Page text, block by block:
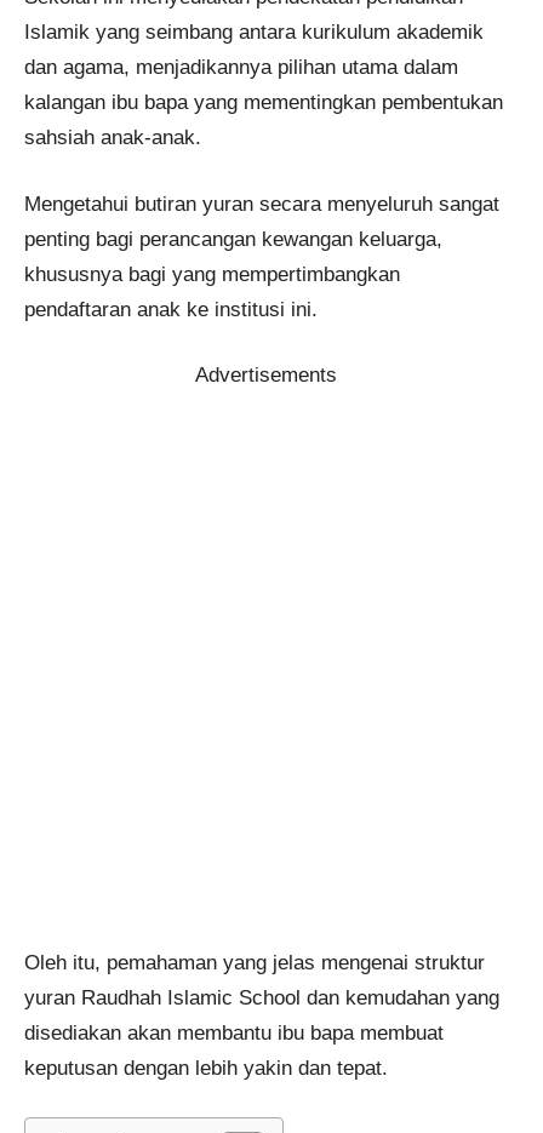
Islamik yang seimbang antara kurikulum akademik
dan agama, menjadikannya pilihan utama dalam
kalangan ibu bapa yang mementingkan pembentukan
sahsiah anak-anak.
Mengetahui butiran yuran secara menyeluruh sangat
penting bagi perancangan kewangan keluarga,
khususnya bagi yang mempertimbangkan
pendaftaran anak ke institusi ini.
Advertisements
Oleh itu, pemahaman yang jelas mengenai struktur
yuran Raudhah Islamic School dan kemudahan yang
disediakan akan membantu ibu bapa membuat
keputusan dengan lebih yakin dan tepat.